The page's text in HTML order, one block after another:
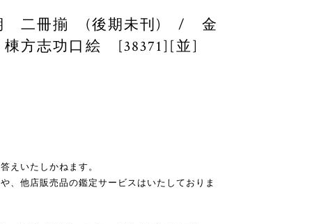
二冊揃 (後期未刊) / 金
方志功口絵 [38371][並]
えいたしかねます。
、他店販売品の鑑定サービスはいたしておりま